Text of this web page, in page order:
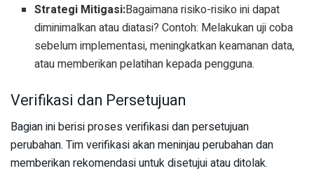
Strategi Mitigasi:Bagaimana risiko-risiko ini dapat
diminimalkan atau diatasi? Contoh: Melakukan uji coba
sebelum implementasi, meningkatkan keamanan data,
atau memberikan pelatihan kepada pengguna.
Verifikasi dan Persetujuan
Bagian ini berisi proses verifikasi dan persetujuan
perubahan. Tim verifikasi akan meninjau perubahan dan
memberikan rekomendasi untuk disetujui atau ditolak.